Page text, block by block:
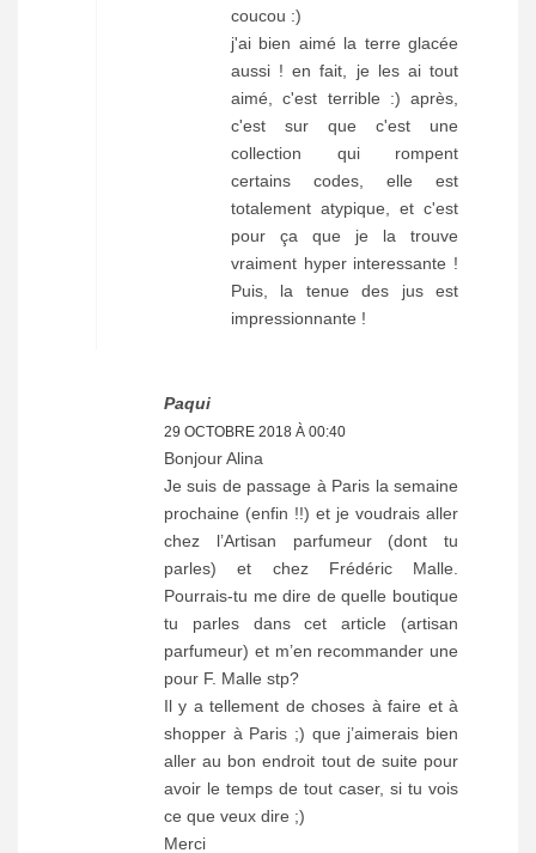
coucou :)
j'ai bien aimé la terre glacée
aussi ! en fait, je les ai tout
aimé, c'est terrible :) après,
c'est sur que c'est une
collection qui rompent
certains codes, elle est
totalement atypique, et c'est
pour ça que je la trouve
vraiment hyper interessante !
Puis, la tenue des jus est
impressionnante !
Paqui
29 OCTOBRE 2018 À 00:40
Bonjour Alina
Je suis de passage à Paris la semaine
prochaine (enfin !!) et je voudrais aller
chez l’Artisan parfumeur (dont tu
parles) et chez Frédéric Malle.
Pourrais-tu me dire de quelle boutique
tu parles dans cet article (artisan
parfumeur) et m’en recommander une
pour F. Malle stp?
Il y a tellement de choses à faire et à
shopper à Paris ;) que j’aimerais bien
aller au bon endroit tout de suite pour
avoir le temps de tout caser, si tu vois
ce que veux dire ;)
Merci